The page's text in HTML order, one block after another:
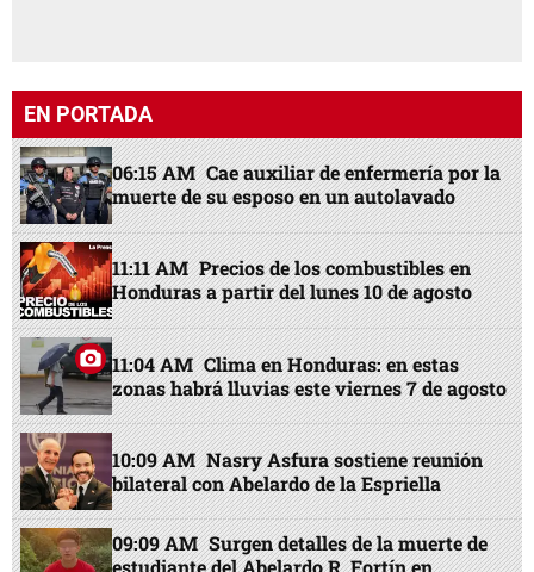
EN PORTADA
06:15 AM Cae auxiliar de enfermería por la
muerte de su esposo en un autolavado
11:11 AM Precios de los combustibles en
Honduras a partir del lunes 10 de agosto
11:04 AM Clima en Honduras: en estas
zonas habrá lluvias este viernes 7 de agosto
10:09 AM Nasry Asfura sostiene reunión
bilateral con Abelardo de la Espriella
09:09 AM Surgen detalles de la muerte de
estudiante del Abelardo R. Fortín en